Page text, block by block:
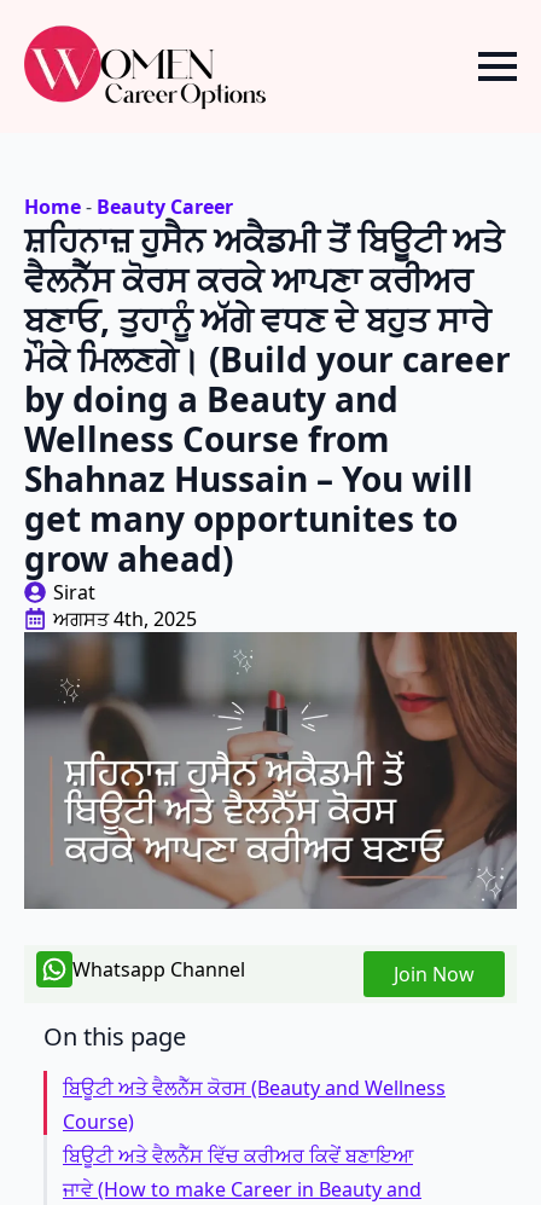
Home- Beauty Career
ਸ਼ਹਿਨਾਜ਼ ਹੁਸੈਨ ਅਕੈਡਮੀ ਤੋਂ ਬਿਊਟੀ ਅਤੇ
ਵੈਲਨੈੱਸ ਕੋਰਸ ਕਰਕੇ ਆਪਣਾ ਕਰੀਅਰ
ਬਣਾਓ, ਤੁਹਾਨੂੰ ਅੱਗੇ ਵਧਣ ਦੇ ਬਹੁਤ ਸਾਰੇ
ਮੌਕੇ ਮਿਲਣਗੇ। (Build your career
by doing a Beauty and
Wellness Course from
Shahnaz Hussain – You will
get many opportunites to
grow ahead)
Sirat
ਅਗਸਤ 4th, 2025
Whatsapp Channel Join Now
On this page
ਬਿਊਟੀ ਅਤੇ ਵੈਲਨੈੱਸ ਕੋਰਸ (Beauty and Wellness
Course)
ਬਿਊਟੀ ਅਤੇ ਵੈਲਨੈੱਸ ਵਿੱਚ ਕਰੀਅਰ ਕਿਵੇਂ ਬਣਾਇਆ
ਜਾਵੇ (How to make Career in Beauty and